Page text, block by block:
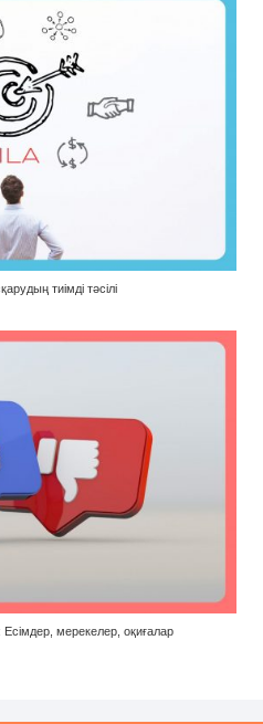
тиімді тәсілі
мерекелер, оқиғалар